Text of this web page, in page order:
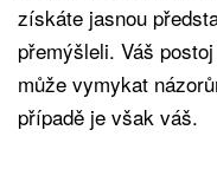
získáte jasnou
přemýšleli. Váš
může vymykat
případě je však váš.